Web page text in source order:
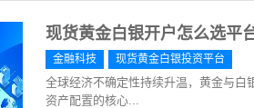
现货黄金白银开户怎么选平
金融科技 现货黄金白银投资平台
全球经济不确定性持续升温，黄金与白
资产配置的核心...